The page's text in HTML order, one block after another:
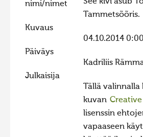
Hiite kuvavõistlus 2019
Hiite kuvavõistlus 2017
Hiite kuvavõistlus 2015
Hiite kuvavõistlus 2014
nimi/nimet
Kuvaus
See kivi asub
Tammetsõõris.
Päiväys
04.10.2014 0:00
Julkaisija
Kadriliis
Tällä valinnalla
kuvan
lisenssin
vapaaseen